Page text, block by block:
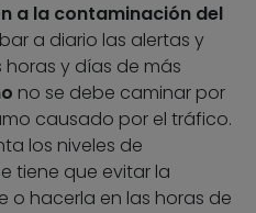
a la contaminación del
a diario las alertas y
horas y días de más
no se debe caminar por
causado por el tráfico.
los niveles de
tiene que evitar la
o hacerla en las horas de